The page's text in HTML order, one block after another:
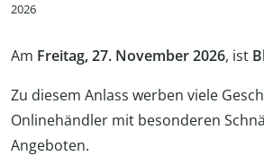
2026
Am Freitag, 27. November 2026, ist
Zu diesem Anlass werben viele
Onlinehändler mit besonderen
Angeboten.